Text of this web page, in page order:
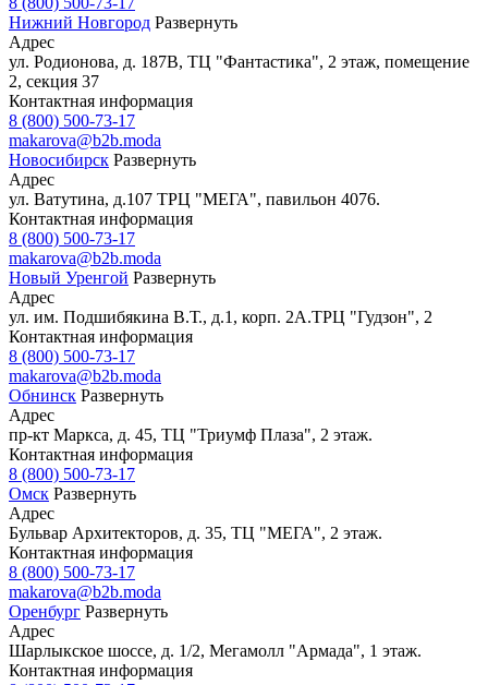
Нижний Новгород Развернуть
Адрес
ул. Родионова, д. 187В, ТЦ "Фантастика", 2 этаж, помещение
2, секция 37
Контактная информация
8 (800) 500-73-17
makarova@b2b.moda
Новосибирск Развернуть
Адрес
ул. Ватутина, д.107 ТРЦ "МЕГА", павильон 4076.
Контактная информация
8 (800) 500-73-17
makarova@b2b.moda
Новый Уренгой Развернуть
Адрес
ул. им. Подшибякина В.Т., д.1, корп. 2А.ТРЦ "Гудзон", 2
Контактная информация
8 (800) 500-73-17
makarova@b2b.moda
Обнинск Развернуть
Адрес
пр-кт Маркса, д. 45, ТЦ "Триумф Плаза", 2 этаж.
Контактная информация
8 (800) 500-73-17
Омск Развернуть
Адрес
Бульвар Архитекторов, д. 35, ТЦ "МЕГА", 2 этаж.
Контактная информация
8 (800) 500-73-17
makarova@b2b.moda
Оренбург Развернуть
Адрес
Шарлыкское шоссе, д. 1/2, Мегамолл "Армада", 1 этаж.
Контактная информация